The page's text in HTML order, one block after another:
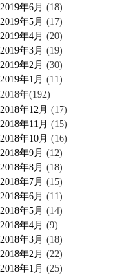
2019年6月 (18)
2019年5月 (17)
2019年4月 (20)
2019年3月 (19)
2019年2月 (30)
2019年1月 (11)
2018年(192)
2018年12月 (17)
2018年11月 (15)
2018年10月 (16)
2018年9月 (12)
2018年8月 (18)
2018年7月 (15)
2018年6月 (11)
2018年5月 (14)
2018年4月 (9)
2018年3月 (18)
2018年2月 (22)
2018年1月 (25)